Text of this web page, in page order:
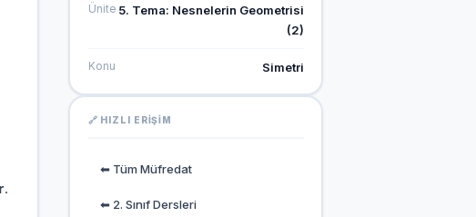
.
Ünite 5. Tema: Nesnelerin Geometrisi
(2)
Konu Simetri
🔗 HIZLI ERIŞIM
⬅ Tüm Müfredat
⬅ 2. Sınıf Dersleri